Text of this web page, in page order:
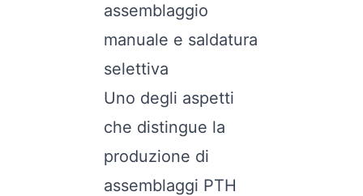
assemblaggio
manuale e saldatura
selettiva
Uno degli aspetti
che distingue la
produzione di
assemblaggi PTH